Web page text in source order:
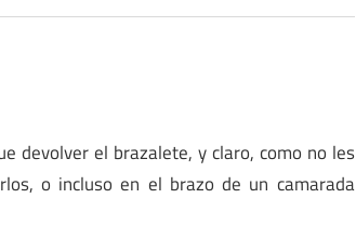
devolver el brazalete, y claro, como no les
o incluso en el brazo de un camarada